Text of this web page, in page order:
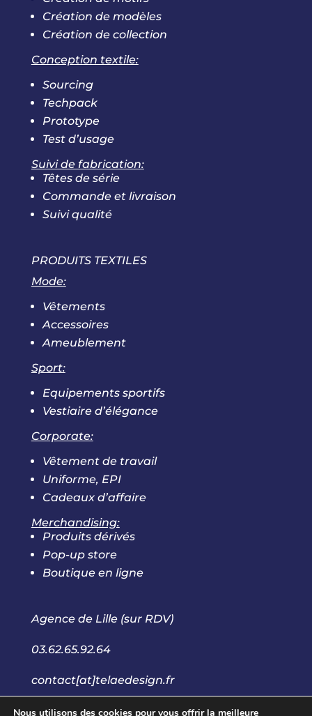
Création de modèles
Création de collection
Conception textile:
Sourcing
Techpack
Prototype
Test d’usage
Suivi de fabrication:
Têtes de série
Commande et livraison
Suivi qualité
PRODUITS TEXTILES
Mode:
Vêtements
Accessoires
Ameublement
Sport:
Equipements sportifs
Vestiaire d’élégance
Corporate:
Vêtement de travail
Uniforme, EPI
Cadeaux d’affaire
Merchandising:
Produits dérivés
Pop-up store
Boutique en ligne
Agence de Lille (sur RDV)
03.62.65.92.64
contact[at]telaedesign.fr
Nous utilisons des cookies pour vous offrir la meilleure